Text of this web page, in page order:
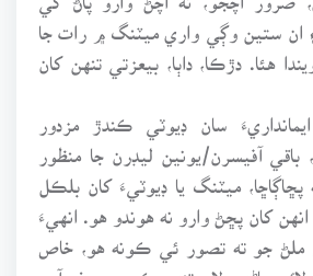
ان ستين وڳي واري ميٽنگ ۾ رات جا
هئا. دڙڪا، داٻا، بيعزتي تنهن کان
سان ڊيوٽي ڪندڙ مزدور
آفيسرن/يونين ليڊرن جا منظور
پڇاڳاڇا، ميٽنگ يا ڊيوٽيءَ کان بلڪل
انهن کان پڇڻ وارو نه هوندو هو. انهيءَ
جو ته تصور ئي ڪونه هو، خاص
ماڻهن لاءِ، تنهن ڪري صرف آچر